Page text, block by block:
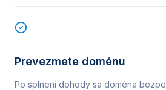
Prevezmete doménu
Po splnení dohody sa doména